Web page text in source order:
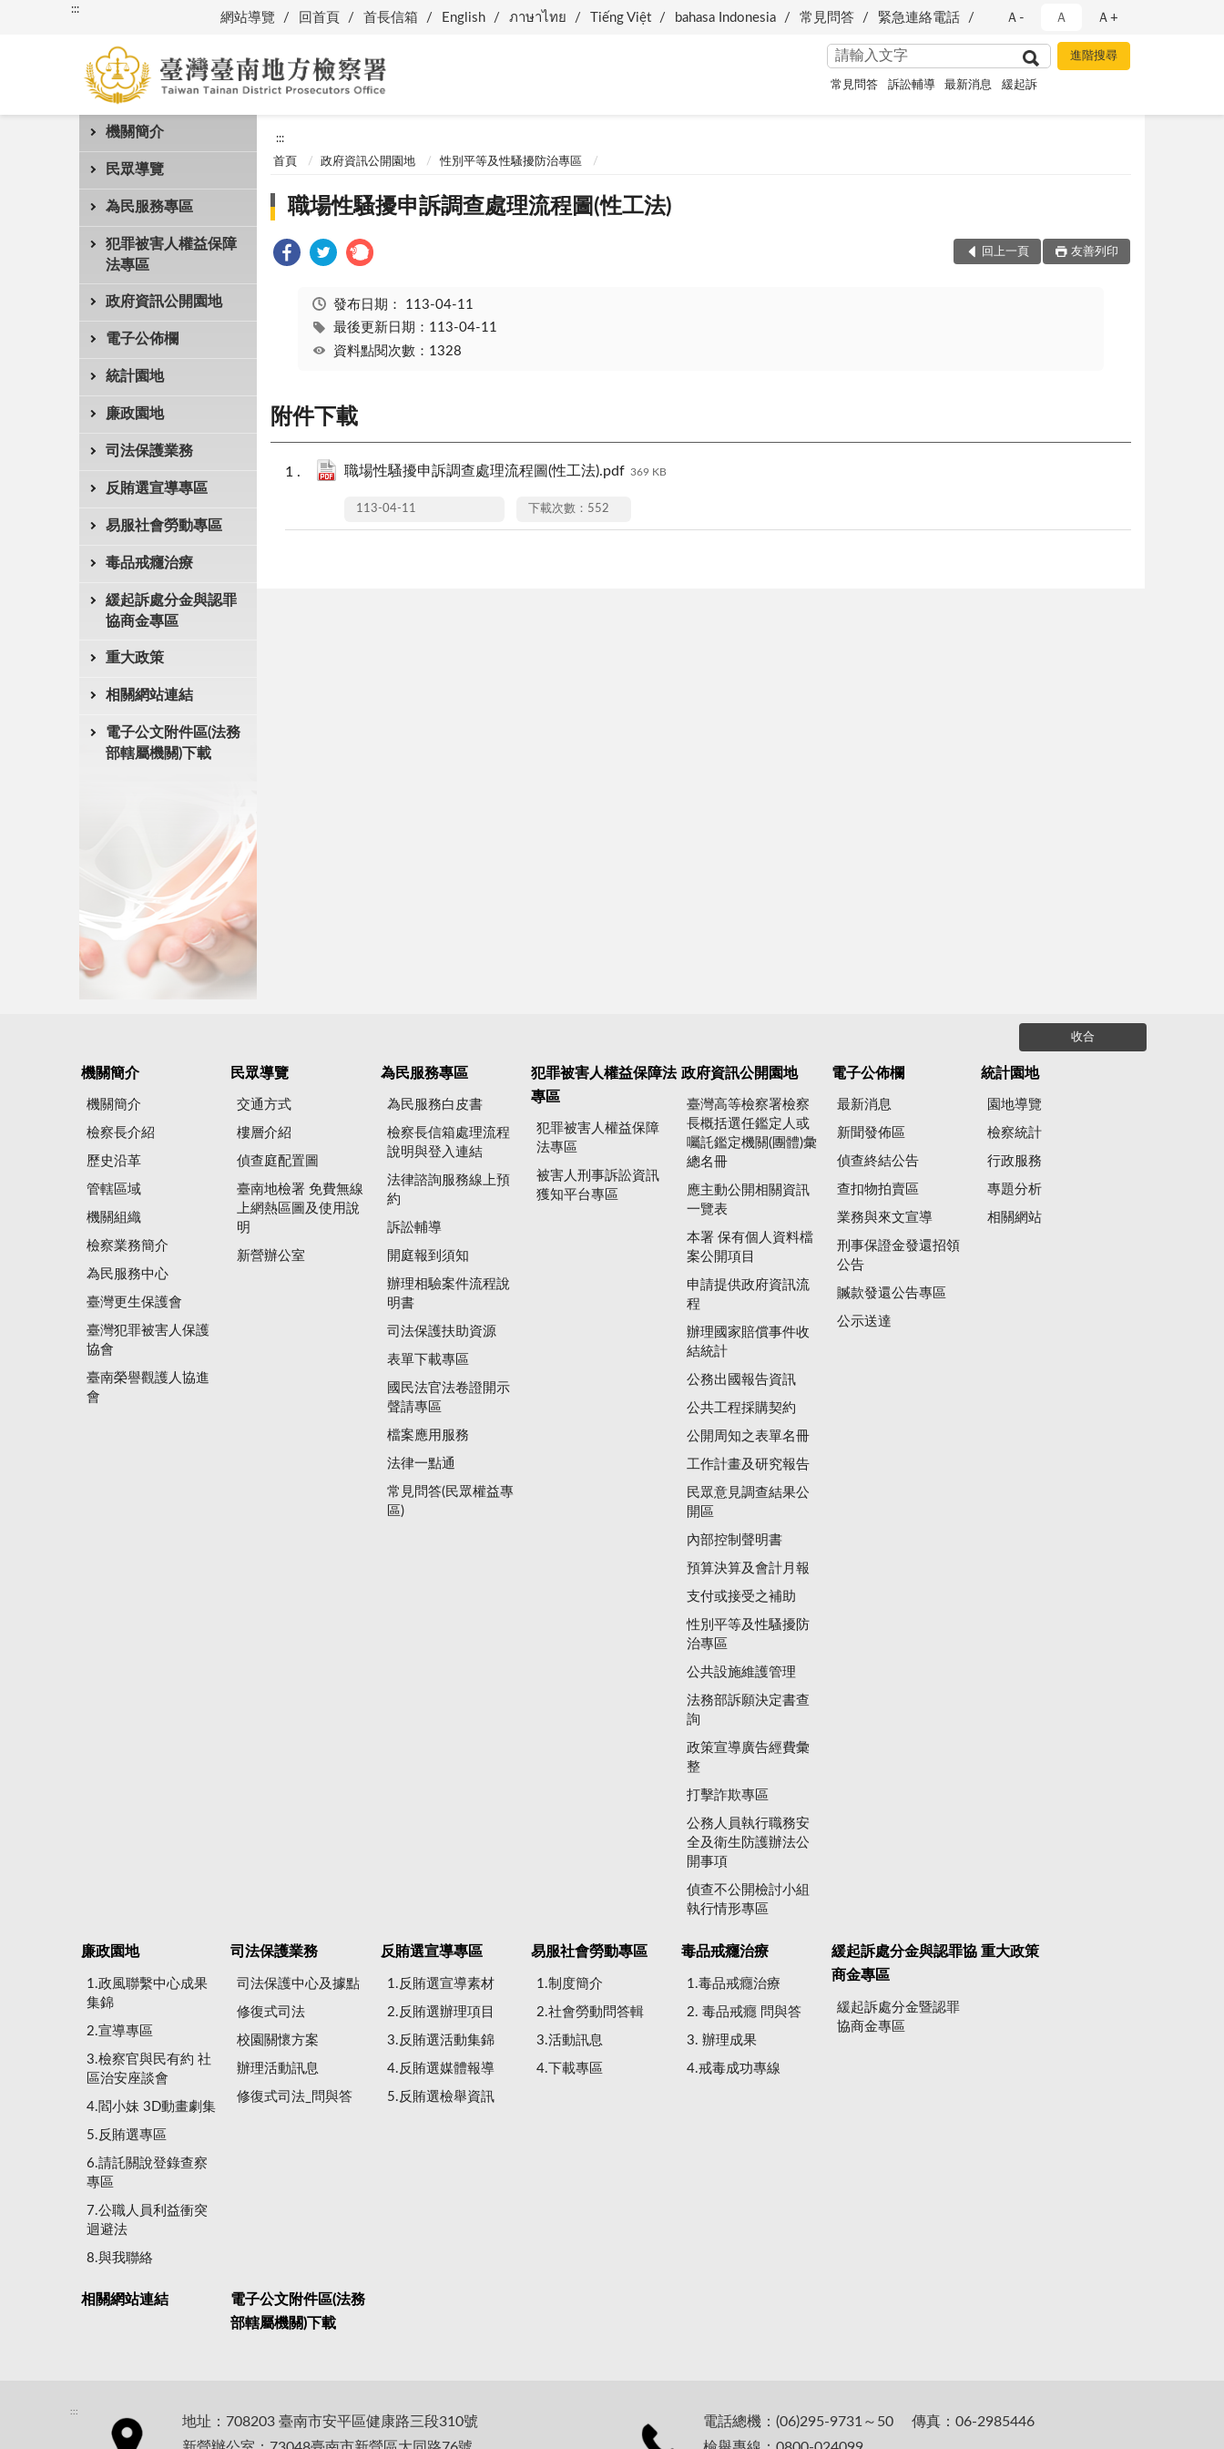
:::
網站導覽 回首頁 首長信箱 English ภาษาไทย Tiếng Việt bahasa Indonesia 常見問答 緊急連絡電話 Ａ- Ａ Ａ+
常見問答 訴訟輔導 最新消息 緩起訴
機關簡介
民眾導覽
為民服務專區
犯罪被害人權益保障
法專區
政府資訊公開園地
電子公佈欄
統計園地
廉政園地
司法保護業務
反賄選宣導專區
易服社會勞動專區
毒品戒癮治療
緩起訴處分金與認罪
協商金專區
重大政策
相關網站連結
電子公文附件區(法務
部轄屬機關)下載
:::
首頁 政府資訊公開園地 性別平等及性騷擾防治專區
職場性騷擾申訴調查處理流程圖(性工法)
回上一頁 友善列印
發布日期： 113-04-11
最後更新日期：113-04-11
資料點閱次數：1328
附件下載
職場性騷擾申訴調查處理流程圖(性工法).pdf 369 KB
113-04-11 下載次數：552
收合
機關簡介
機關簡介
檢察長介紹
歷史沿革
管轄區域
機關組織
檢察業務簡介
為民服務中心
臺灣更生保護會
臺灣犯罪被害人保護
協會
臺南榮譽觀護人協進
會
民眾導覽
交通方式
樓層介紹
偵查庭配置圖
臺南地檢署 免費無線
上網熱區圖及使用說
明
新營辦公室
為民服務專區
為民服務白皮書
檢察長信箱處理流程
說明與登入連結
法律諮詢服務線上預
約
訴訟輔導
開庭報到須知
辦理相驗案件流程說
明書
司法保護扶助資源
表單下載專區
國民法官法卷證開示
聲請專區
檔案應用服務
法律一點通
常見問答(民眾權益專
區)
犯罪被害人權益保障法
專區
犯罪被害人權益保障
法專區
被害人刑事訴訟資訊
獲知平台專區
政府資訊公開園地
臺灣高等檢察署檢察
長概括選任鑑定人或
囑託鑑定機關(團體)彙
總名冊
應主動公開相關資訊
一覽表
本署 保有個人資料檔
案公開項目
申請提供政府資訊流
程
辦理國家賠償事件收
結統計
公務出國報告資訊
公共工程採購契約
公開周知之表單名冊
工作計畫及研究報告
民眾意見調查結果公
開區
內部控制聲明書
預算決算及會計月報
支付或接受之補助
性別平等及性騷擾防
治專區
公共設施維護管理
法務部訴願決定書查
詢
政策宣導廣告經費彙
整
打擊詐欺專區
公務人員執行職務安
全及衛生防護辦法公
開事項
偵查不公開檢討小組
執行情形專區
電子公佈欄
最新消息
新聞發佈區
偵查終結公告
查扣物拍賣區
業務與來文宣導
刑事保證金發還招領
公告
贓款發還公告專區
公示送達
統計園地
園地導覽
檢察統計
行政服務
專題分析
相關網站
廉政園地
1.政風聯繫中心成果
集錦
2.宣導專區
3.檢察官與民有約 社
區治安座談會
4.閻小妹 3D動畫劇集
5.反賄選專區
6.請託關說登錄查察
專區
7.公職人員利益衝突
迴避法
8.與我聯絡
司法保護業務
司法保護中心及據點
修復式司法
校園關懷方案
辦理活動訊息
修復式司法_問與答
反賄選宣導專區
1.反賄選宣導素材
2.反賄選辦理項目
3.反賄選活動集錦
4.反賄選媒體報導
5.反賄選檢舉資訊
易服社會勞動專區
1.制度簡介
2.社會勞動問答輯
3.活動訊息
4.下載專區
毒品戒癮治療
1.毒品戒癮治療
2. 毒品戒癮 問與答
3. 辦理成果
4.戒毒成功專線
緩起訴處分金與認罪協
商金專區
緩起訴處分金暨認罪
協商金專區
重大政策
相關網站連結
電子公文附件區(法務
部轄屬機關)下載
:::
地址：708203 臺南市安平區健康路三段310號
電話總機：(06)295-9731～50 傳真：06-2985446